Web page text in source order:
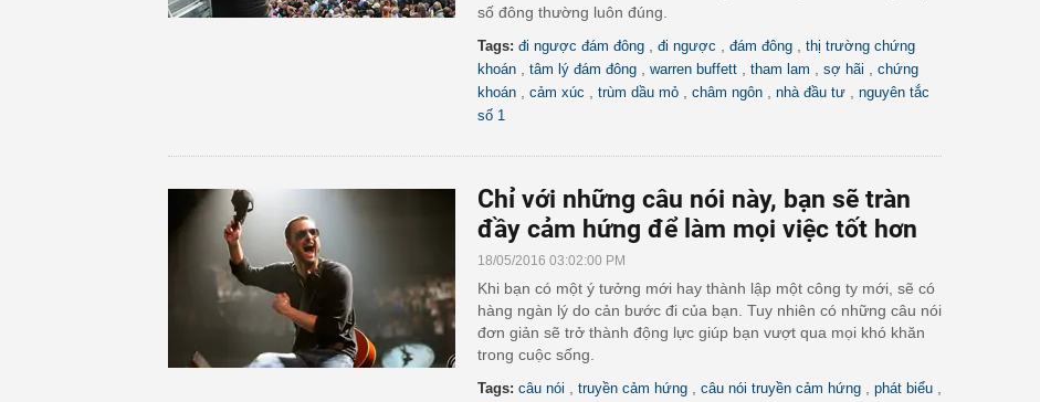
số đông thường luôn đúng.
Tags: đi ngược đám đông đi ngược đám đông
thị trường chứng
khoán
tâm lý đám đông warren buffett tham lam sợ hãi
chứng
khoán
cảm xúc trùm dầu mỏ châm ngôn nhà đầu tư
nguyên tắc
số 1
Chỉ với những câu nói này, bạn sẽ tràn
đầy cảm hứng để làm mọi việc tốt hơn
18/05/2016 03:02:00 PM
Khi bạn có một ý tưởng mới hay thành lập một công ty mới, sẽ có
hàng ngàn lý do cản bước đi của bạn. Tuy nhiên có những câu nói
đơn giản sẽ trở thành động lực giúp bạn vượt qua mọi khó khăn
trong cuộc sống.
Tags: câu nói truyền cảm hứng câu nói truyền cảm hứng phát biểu